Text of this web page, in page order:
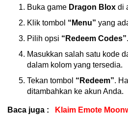
Buka game Dragon Blox di
Klik tombol “Menu” yang
Pilih opsi “Redeem Codes”.
Masukkan salah satu kode
dalam kolom yang tersedia.
Tekan tombol “Redeem”.
ditambahkan ke akun Anda.
Baca juga :
Klaim Emote